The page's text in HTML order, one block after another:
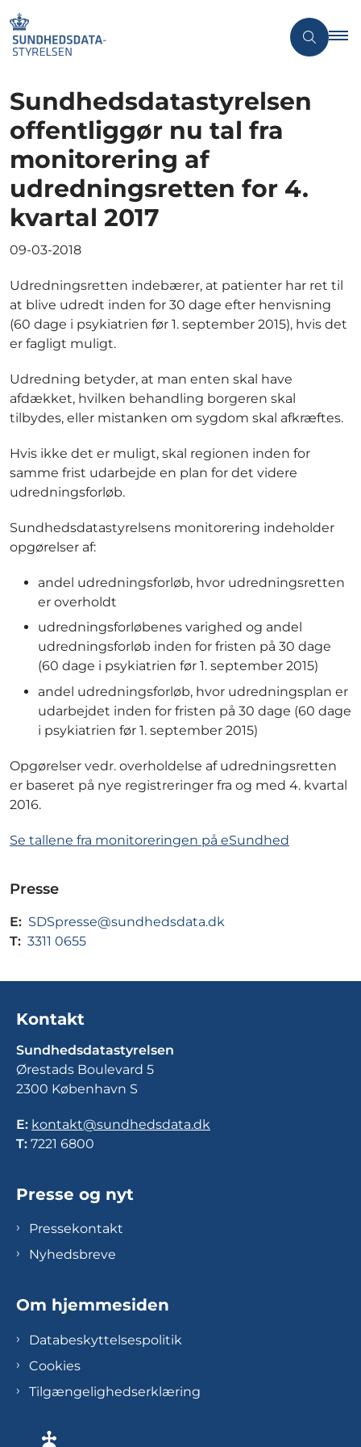
Sundhedsdatastyrelsen
offentliggør nu tal fra
monitorering af
udredningsretten for 4.
kvartal 2017
09-03-2018
Udredningsretten indebærer, at patienter har ret til
at blive udredt inden for 30 dage efter henvisning
(60 dage i psykiatrien før 1. september 2015), hvis det
er fagligt muligt.
Udredning betyder, at man enten skal have
afdækket, hvilken behandling borgeren skal
tilbydes, eller mistanken om sygdom skal afkræftes.
Hvis ikke det er muligt, skal regionen inden for
samme frist udarbejde en plan for det videre
udredningsforløb.
Sundhedsdatastyrelsens monitorering indeholder
opgørelser af:
andel udredningsforløb, hvor udredningsretten
er overholdt
udredningsforløbenes varighed og andel
udredningsforløb inden for fristen på 30 dage
(60 dage i psykiatrien før 1. september 2015)
andel udredningsforløb, hvor udredningsplan er
udarbejdet inden for fristen på 30 dage (60 dage
i psykiatrien før 1. september 2015)
Opgørelser vedr. overholdelse af udredningsretten
er baseret på nye registreringer fra og med 4. kvartal
2016.
Se tallene fra monitoreringen på eSundhed
Presse
E: SDSpresse@sundhedsdata.dk
T: 3311 0655
Kontakt
Sundhedsdatastyrelsen
Ørestads Boulevard 5
2300 København S
E: kontakt@sundhedsdata.dk
T: 7221 6800
Presse og nyt
Pressekontakt
Nyhedsbreve
Om hjemmesiden
Databeskyttelsespolitik
Cookies
Tilgængelighedserklæring